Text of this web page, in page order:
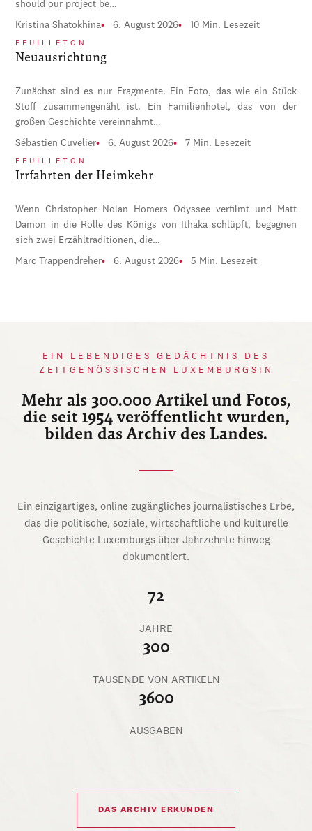
should our project be…
Kristina Shatokhina 6. August 2026 10 Min. Lesezeit
FEUILLETON
Neuausrichtung
Zunächst sind es nur Fragmente. Ein Foto, das wie ein Stück
Stoff zusammengenäht ist. Ein Familienhotel, das von der
großen Geschichte vereinnahmt…
Sébastien Cuvelier 6. August 2026 7 Min. Lesezeit
FEUILLETON
Irrfahrten der Heimkehr
Wenn Christopher Nolan Homers Odyssee verfilmt und Matt
Damon in die Rolle des Königs von Ithaka schlüpft, begegnen
sich zwei Erzähltraditionen, die…
Marc Trappendreher 6. August 2026 5 Min. Lesezeit
EIN LEBENDIGES GEDÄCHTNIS DES
ZEITGENÖSSISCHEN LUXEMBURGSIN
Mehr als 300.000 Artikel und Fotos,
die seit 1954 veröffentlicht wurden,
bilden das Archiv des Landes.
Ein einzigartiges, online zugängliches journalistisches Erbe,
das die politische, soziale, wirtschaftliche und kulturelle
Geschichte Luxemburgs über Jahrzehnte hinweg
dokumentiert.
72
JAHRE
300
TAUSENDE VON ARTIKELN
3600
AUSGABEN
DAS ARCHIV ERKUNDEN